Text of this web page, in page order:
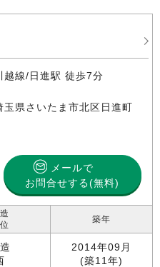
越線/日進駅 徒歩7分
玉県さいたま市北区日進町
メールで
お問合せする(無料)
築年
2014年09月
(築11年)